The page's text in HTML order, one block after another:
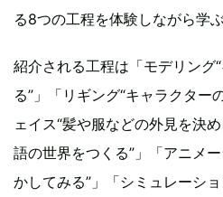
る8つの工程を体験しながら学
紹介される工程は「モデリング
る”」「リギング“キャラクター
ェイス“髪や服などの外見を決
語の世界をつくる”」「アニメ
かしてみる”」「シミュレーシ